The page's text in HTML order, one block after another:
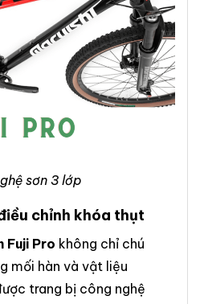
sơn 3 lớp
chỉnh khóa thụt
Fuji Pro không chỉ chú
mối hàn và vật liệu
trang bị công nghệ